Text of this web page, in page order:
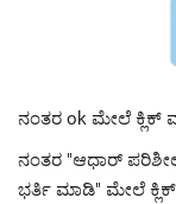
ನಂತರ ok ಮೇಲೆ ಕ್ಲಿಕ್
ನಂತರ "ಆಧಾರ್
ಭರ್ತಿ ಮಾಡಿ" ಮೇಲೆ